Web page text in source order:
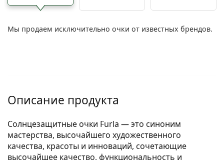
Мы продаем исключительно очки от известных брендов.
Описание продукта
Солнцезащитные очки Furla — это синоним
мастерства, высочайшего художественного
качества, красоты и инноваций, сочетающие
высочайшее качество, функциональность и